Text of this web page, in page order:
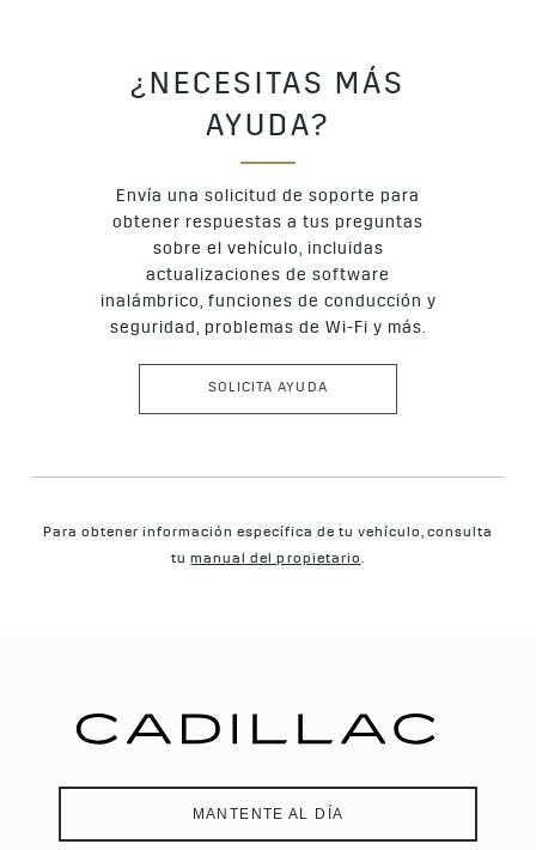
¿NECESITAS MÁS
AYUDA?
Envía una solicitud de soporte para
obtener respuestas a tus preguntas
sobre el vehículo, incluidas
actualizaciones de software
inalámbrico, funciones de conducción y
seguridad, problemas de Wi-Fi y más.
SOLICITA AYUDA
Para obtener información específica de tu vehículo, consulta
tumanual del propietario.